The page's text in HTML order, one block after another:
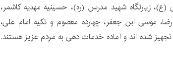
(ع)، ‏زیارتگاه شهید مدرس (ره)، حسینیه مهدیه کاشمر،
موسی ابن جعفر، چهارده معصوم و تکیه امام علی،
شده اندو آماده خدمات دهی به مردم عزیز هستند.